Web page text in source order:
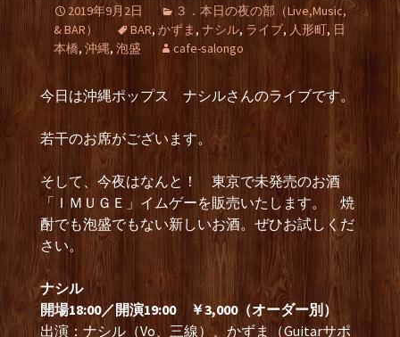
2019年9月2日
３．本日の夜の部（Live,Music,
& BAR）
BAR, かずま , ナシル, ライブ, 人形町, 日
本橋, 沖縄, 泡盛 cafe-salongo
今日は沖縄ポップス ナシルさんのライブです。
若干のお席がございます。
そして、今夜はなんと！ 東京で未発売のお酒
「ＩＭＵＧＥ」イムゲーを販売いたします。 焼
酎でも泡盛でもない新しいお酒。ぜひお試しくだ
さい。
ナシル
開場18:00／開演19:00 ￥3,000（オーダー別）
出演：ナシル（Vo、三線）、かずま（Guitarサポ